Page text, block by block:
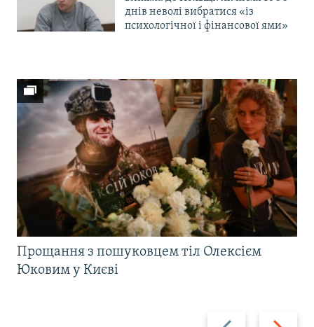
днів неволі вибратися «із
психологічної і фінансової ями»
Назад Вперед
Прощання з пошуковцем тіл Олексієм
Юковим у Києві